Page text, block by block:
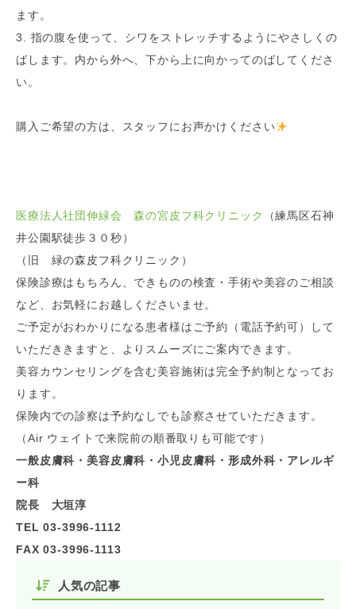
ます。
3. 指の腹を使って、シワをストレッチするようにやさしくの
ばします。内から外へ、下から上に向かってのばしてくださ
い。
購入ご希望の方は、スタッフにお声かけください
医療法人社団伸緑会 森の宮皮フ科クリニック
（練馬区石神
井公園駅徒歩３０秒）
（旧 緑の森皮フ科クリニック）
保険診療はもちろん、できものの検査・手術や美容のご相談
など、お気軽にお越しくださいませ。
ご予定がおわかりになる患者様はご予約（電話予約可）して
いただききますと、よりスムーズにご案内できます。
美容カウンセリングを含む美容施術は完全予約制となってお
ります。
保険内での診察は予約なしでも診察させていただきます。
（Air ウェイトで来院前の順番取りも可能です）
一般皮膚科・美容皮膚科・小児皮膚科・形成外科・アレルギ
ー科
院長 大垣淳
TEL 03-3996-1112
FAX 03-3996-1113
人気の記事